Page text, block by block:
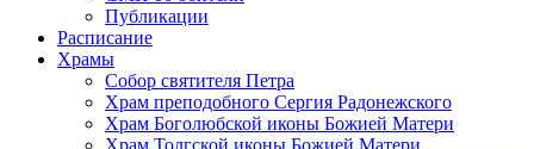
Публикации
Расписание
Храмы
Собор святителя Петра
Храм преподобного Сергия Радонежского
Храм Боголюбской иконы Божией Матери
Храм Толгской иконы Божией Матери